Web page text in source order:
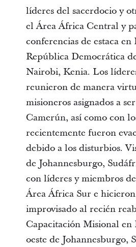
líderes del sacerdocio y
el Área África Central y
conferencias de estaca en
República Democrática
Nairobi, Kenia. Los
reunieron de manera
misioneros asignados a
Camerún, así como con
recientemente fueron
debido a los disturbios.
de Johannesburgo,
con líderes y miembros
Área África Sur e
improvisado al recién
Capacitación Misional en
oeste de Johannesburgo,